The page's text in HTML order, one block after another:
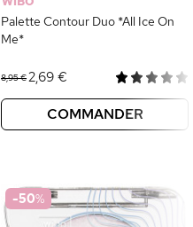
Palette Contour Duo *All Ice On
Me*
8,95 €2,69 €
COMMANDER
-50%